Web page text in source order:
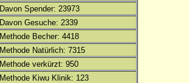
Davon Spender: 23973
Davon Gesuche: 2339
Methode Becher: 4418
Methode Natürlich: 7315
Methode verkürzt: 950
Methode Kiwu Klinik: 123